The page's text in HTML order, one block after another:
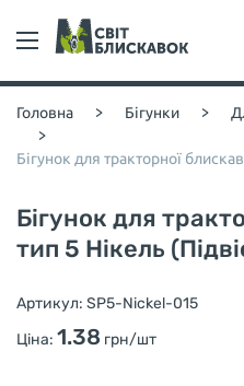
Головна > Бігунки >
>
Бігунок для тракторної
Бігунок для
тип 5 Нікель
Артикул: SP5-Nickel-015
Ціна: 1.38 грн/шт